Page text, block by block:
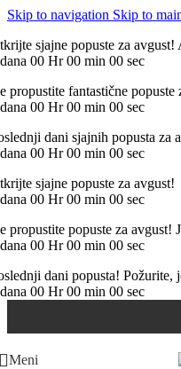
Skip to navigation Skip to
sjajne popuste za avgust!
dana 00 Hr00 min 00 sec
propustite fantastične popuste
dana 00 Hr00 min 00 sec
dani sjajnih popusta za
dana 00 Hr00 min 00 sec
sjajne popuste za avgust!
dana 00 Hr00 min 00 sec
propustite popuste za avgust!
dana 00 Hr00 min 00 sec
dani popusta! Požurite,
dana 00 Hr00 min 00 sec
Meni